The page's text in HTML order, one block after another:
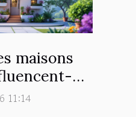
maisons
de
11:14